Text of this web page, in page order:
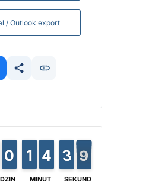
/ Outlook export
9
9
0
0 1
1
1
1 3
3
4
4 4
3
3 8
8
7